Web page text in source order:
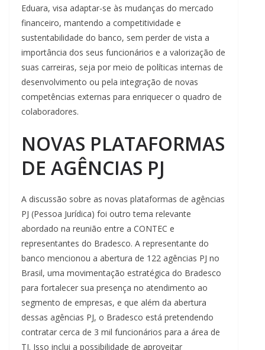
Eduara, visa adaptar-se às mudanças do mercado
financeiro, mantendo a competitividade e
sustentabilidade do banco, sem perder de vista a
importância dos seus funcionários e a valorização de
suas carreiras, seja por meio de políticas internas de
desenvolvimento ou pela integração de novas
competências externas para enriquecer o quadro de
colaboradores.
NOVAS PLATAFORMAS
DE AGÊNCIAS PJ
A discussão sobre as novas plataformas de agências
PJ (Pessoa Jurídica) foi outro tema relevante
abordado na reunião entre a CONTEC e
representantes do Bradesco. A representante do
banco mencionou a abertura de 122 agências PJ no
Brasil, uma movimentação estratégica do Bradesco
para fortalecer sua presença no atendimento ao
segmento de empresas, e que além da abertura
dessas agências PJ, o Bradesco está pretendendo
contratar cerca de 3 mil funcionários para a área de
TI. Isso inclui a possibilidade de aproveitar